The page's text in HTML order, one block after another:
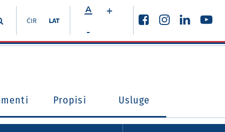
ĆIR LAT
+
-
Propisi Usluge